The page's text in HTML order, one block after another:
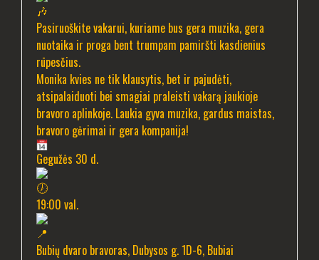
Pasiruoškite vakarui, kuriame bus gera muzika, gera
nuotaika ir proga bent trumpam pamiršti kasdienius
rūpesčius.
Monika kvies ne tik klausytis, bet ir pajudėti,
atsipalaiduoti bei smagiai praleisti vakarą jaukioje
bravoro aplinkoje. Laukia gyva muzika, gardus maistas,
bravoro gėrimai ir gera kompanija!
Gegužės 30 d.
19:00 val.
Bubių dvaro bravoras, Dubysos g. 1D-6, Bubiai